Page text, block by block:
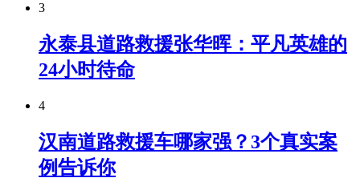
3
永泰县道路救援张华晖：平凡英雄的
24小时待命
4
汉南道路救援车哪家强？3个真实案
例告诉你